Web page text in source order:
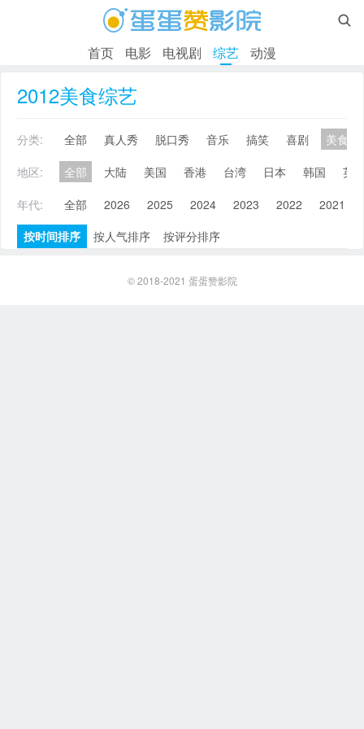

首页 电影 电视剧 综艺 动漫
2012美食综艺
分类: 全部 真人秀 脱口秀 音乐 搞笑 喜剧
美食
地区:
全部 大陆 美国 香港 台湾 日本 韩国
英
年代:
全部 2026 2025 2024 2023 2022 2021
按时间排序
按人气排序 按评分排序
© 2018-2021 蛋蛋赞影院